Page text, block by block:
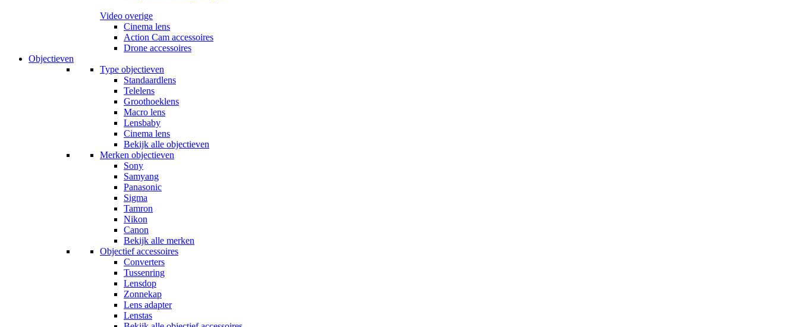
Video overige
Cinema lens
Action Cam accessoires
Drone accessoires
Objectieven
Type objectieven
Standaardlens
Telelens
Groothoeklens
Macro lens
Lensbaby
Cinema lens
Bekijk alle objectieven
Merken objectieven
Sony
Samyang
Panasonic
Sigma
Tamron
Nikon
Canon
Bekijk alle merken
Objectief accessoires
Converters
Tussenring
Lensdop
Zonnekap
Lens adapter
Lenstas